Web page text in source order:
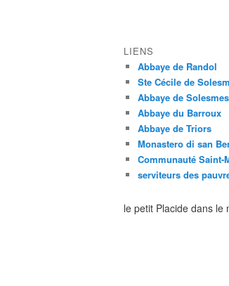
LIENS
Abbaye de Randol
Ste Cécile de
Abbaye de Solesmes
Abbaye du Barroux
Abbaye de Triors
Monastero di san
Communauté Saint-
serviteurs des
le petit Placide dans le